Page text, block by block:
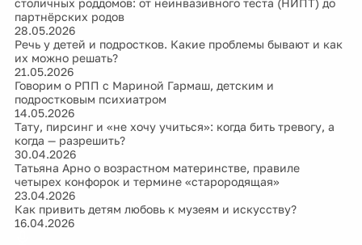
столичных роддомов: от неинвазивного теста (НИПТ) до
партнёрских родов
28.05.2026
Речь у детей и подростков. Какие проблемы бывают и как
их можно решать?
21.05.2026
Говорим о РПП с Мариной Гармаш, детским и
подростковым психиатром
14.05.2026
Тату, пирсинг и «не хочу учиться»: когда бить тревогу, а
когда — разрешить?
30.04.2026
Татьяна Арно о возрастном материнстве, правиле
четырех конфорок и термине «старородящая»
23.04.2026
Как привить детям любовь к музеям и искусству?
16.04.2026